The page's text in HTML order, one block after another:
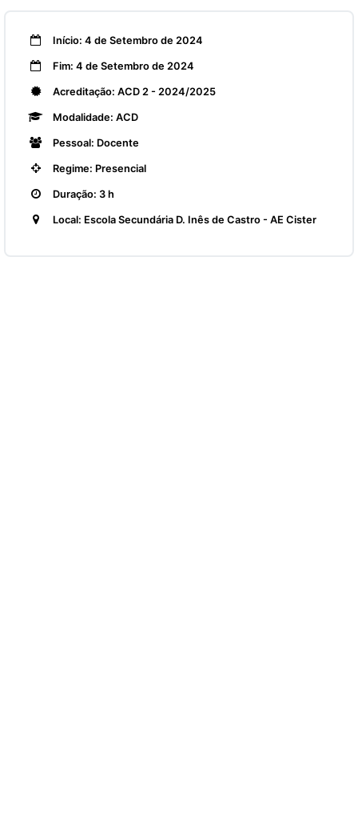
Início: 4 de Setembro de 2024
Fim: 4 de Setembro de 2024
Acreditação: ACD 2 - 2024/2025
Modalidade: ACD
Pessoal: Docente
Regime: Presencial
Duração: 3 h
Local: Escola Secundária D. Inês de Castro - AE Cister